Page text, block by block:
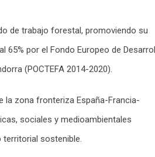
de trabajo forestal, promoviendo su
65% por el Fondo Europeo de
(POCTEFA 2014-2020).
la zona fronteriza España-Francia-
sociales y medioambientales
sostenible.